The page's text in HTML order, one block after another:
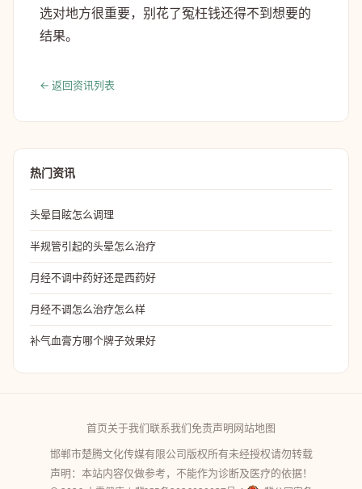
选对地方很重要，别花了冤枉钱还得不到想要的
结果。
← 返回资讯列表
热门资讯
头晕目眩怎么调理
半规管引起的头晕怎么治疗
月经不调中药好还是西药好
月经不调怎么治疗怎么样
补气血膏方哪个牌子效果好
首页关于我们联系我们免责声明网站地图
邯郸市楚腾文化传媒有限公司版权所有未经授权请勿转载
声明：本站内容仅做参考，不能作为诊断及医疗的依据！